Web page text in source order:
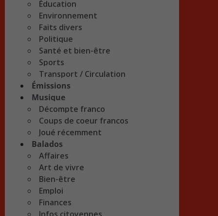
Éducation
Environnement
Faits divers
Politique
Santé et bien-être
Sports
Transport / Circulation
Émissions
Musique
Décompte franco
Coups de coeur francos
Joué récemment
Balados
Affaires
Art de vivre
Bien-être
Emploi
Finances